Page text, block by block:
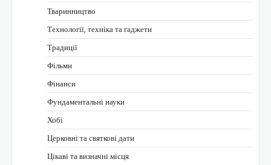
Тваринництво
Технології, техніка та гаджети
Традиції
Фільми
Фінанси
Фундаментальні науки
Хобі
Церковні та святкові дати
Цікаві та визначні місця